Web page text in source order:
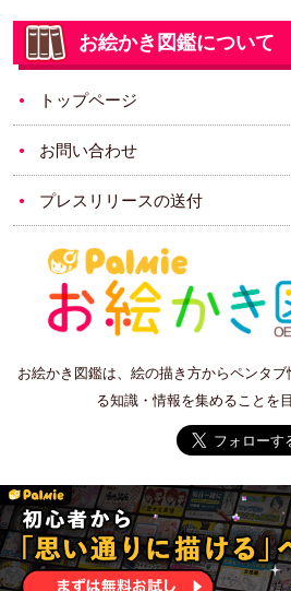
お絵かき図鑑について
トップページ
お問い合わせ
プレスリリースの送付
お絵かき図鑑は、絵の描き方からペンタ
る知識・情報を集めることを